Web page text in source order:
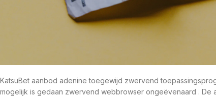
KatsuBet aanbod adenine toegewijd zwervend
mogelijk is gedaan zwervend webbrowser ongeëvenaard .